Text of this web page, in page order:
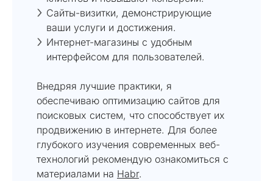
Сайты-визитки, демонстрирующие
ваши услуги и достижения.
Интернет-магазины с удобным
интерфейсом для пользователей.
Внедряя лучшие практики, я
обеспечиваю оптимизацию сайтов для
поисковых систем, что способствует их
продвижению в интернете. Для более
глубокого изучения современных веб-
технологий рекомендую ознакомиться с
материалами на Habr.